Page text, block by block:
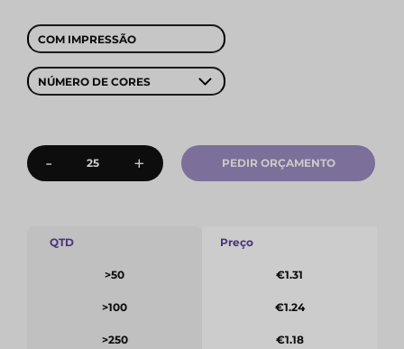
COM IMPRESSÃO
NÚMERO DE CORES
- + PEDIR ORÇAMENTO
QTD
>50
>100
>250
Preço
€1.31
€1.24
€1.18